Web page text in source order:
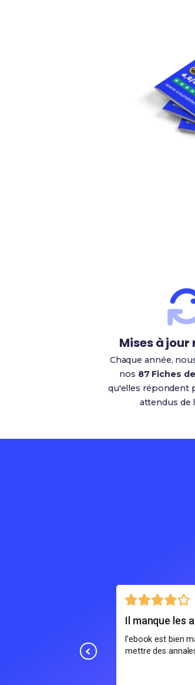
Mises à
Chaque année,
nos 87 Fiches
qu'elles répondent
attendus de
Il manque les
l’ebook est bien
mettre des